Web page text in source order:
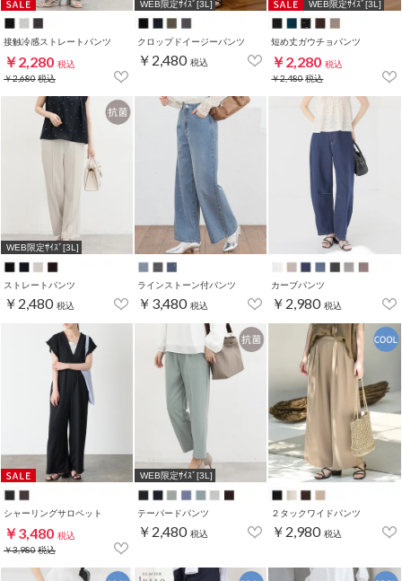
接触冷感ストレートパンツ
￥2,280 税込
￥2,680税込
WEB限定ｻｲｽﾞ[3L]
クロップドイージーパンツ
￥2,480 税込
WEB限定ｻｲｽﾞ[3L]
短め丈ガウチョパンツ
￥2,280 税込
￥2,480税込
WEB限定ｻｲｽﾞ[3L]
ストレートパンツ
￥2,480 税込
ラインストーン付パンツ
￥3,480 税込
カーブパンツ
￥2,980 税込
シャーリングサロペット
￥3,480 税込
￥3,980税込
WEB限定ｻｲｽﾞ[3L]
テーパードパンツ
￥2,480 税込
２タックワイドパンツ
￥2,980 税込